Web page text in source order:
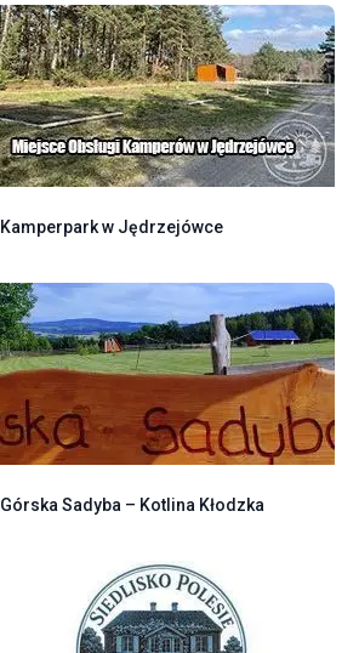
Kamperpark w Jędrzejówce
Górska Sadyba – Kotlina Kłodzka